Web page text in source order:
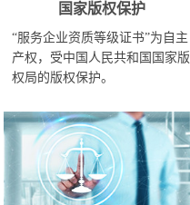
国家版权保护
“服务企业资质等级证书”为自主
产权，受中国人民共和国国家版
权局的版权保护。